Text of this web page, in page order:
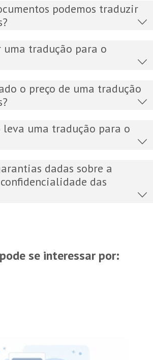
podemos traduzir
tradução para o
o preço de uma tradução
uma tradução para o
dadas sobre a
das
se interessar por: